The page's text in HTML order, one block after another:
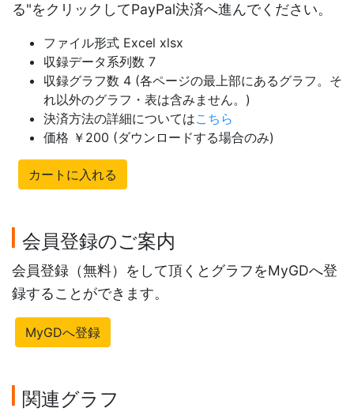
る"をクリックしてPayPal決済へ進んでください。
ファイル形式 Excel xlsx
収録データ系列数 7
収録グラフ数 4 (各ページの最上部にあるグラフ。そ
れ以外のグラフ・表は含みません。)
決済方法の詳細についてはこちら
価格 ￥200 (ダウンロードする場合のみ)
カートに入れる
会員登録のご案内
会員登録（無料）をして頂くとグラフをMyGDへ登
録することができます。
MyGDへ登録
関連グラフ